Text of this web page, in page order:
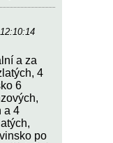
a za
4
6
a 4
po